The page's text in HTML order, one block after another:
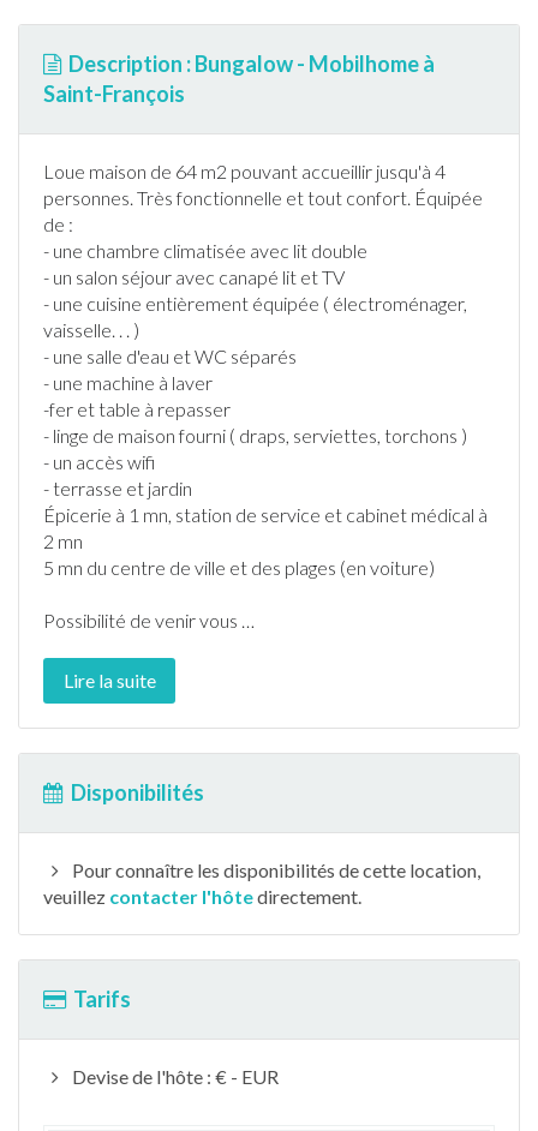
Description : Bungalow - Mobilhome à
Saint-François
Loue maison de 64 m2 pouvant accueillir jusqu'à 4
personnes. Très fonctionnelle et tout confort. Équipée
de :
- une chambre climatisée avec lit double
- un salon séjour avec canapé lit et TV
- une cuisine entièrement équipée ( électroménager,
vaisselle. . . )
- une salle d'eau et WC séparés
- une machine à laver
-fer et table à repasser
- linge de maison fourni ( draps, serviettes, torchons )
- un accès wifi
-terrasse et jardin
Épicerie à 1 mn, station de service et cabinet médical à
2 mn
5 mn du centre de ville et des plages (en voiture)
Possibilité de venir vous …
Lire la suite
Disponibilités
Pour connaître les disponibilités de cette location,
veuillez contacter l'hôtedirectement.
Tarifs
Devise de l'hôte : € - EUR